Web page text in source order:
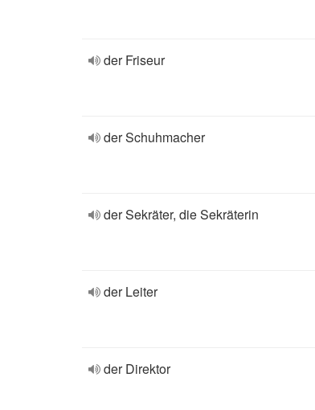
der Friseur
der Schuhmacher
der Sekräter, die Sekräterin
der Leiter
der Direktor